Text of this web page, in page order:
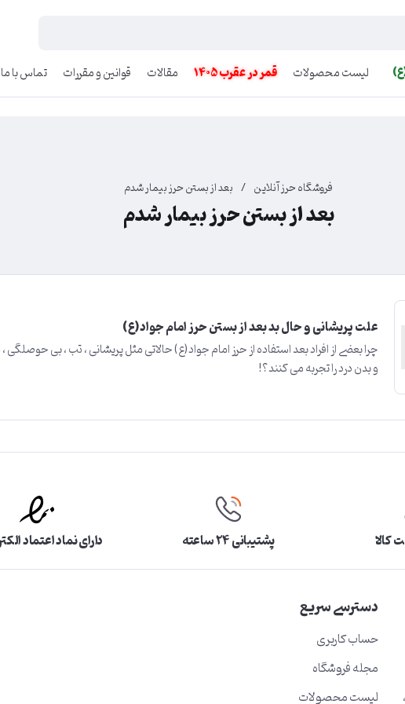
لیست محصولات قمر در عقرب 1405 مقالات قوانین و مقررات تماس با ما
فروشگاه حرز آنلاین / بعد از بستن حرز بیمار شدم
بعد از بستن حرز بیمار شدم
علت پریشانی و حال بد بعد از بستن حرز امام جواد(ع)
​​​​چرا بعضی از افراد بعد استفاده از حرز امام جواد(ع) حالاتی مثل پریشانی ، تب ، بی حوصلگی
و بدن درد را تجربه می کنند؟!
کالا پشتیبانی ۲۴ ساعته دارای نماد اعتماد
دسترسی سریع
حساب کاربری
مجله فروشگاه
لیست محصولات